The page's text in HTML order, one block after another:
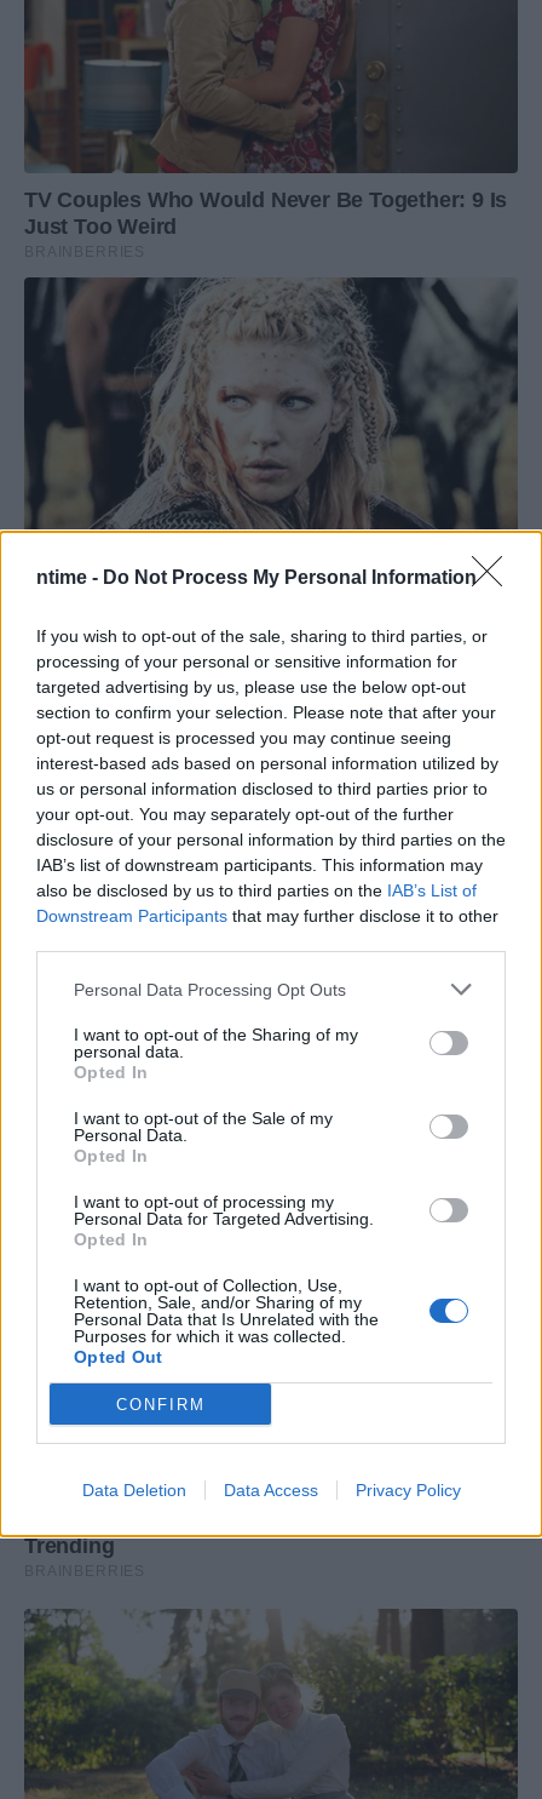
ntime - Do Not Process My Personal Information
If you wish to opt-out of the sale, sharing to third parties, or
processing of your personal or sensitive information for
targeted advertising by us, please use the below opt-out
section to confirm your selection. Please note that after your
opt-out request is processed you may continue seeing
interest-based ads based on personal information utilized by
us or personal information disclosed to third parties prior to
your opt-out. You may separately opt-out of the further
disclosure of your personal information by third parties on the
IAB’s list of downstream participants. This information may
also be disclosed by us to third parties on the IAB’s List of
Downstream Participants that may further disclose it to other
Personal Data Processing Opt Outs
I want to opt-out of the Sharing of my
personal data.
Opted In
I want to opt-out of the Sale of my
Personal Data.
Opted In
I want to opt-out of processing my
Personal Data for Targeted Advertising.
Opted In
I want to opt-out of Collection, Use,
Retention, Sale, and/or Sharing of my
Personal Data that Is Unrelated with the
Purposes for which it was collected.
Opted Out
CONFIRM
Data Deletion Data Access Privacy Policy